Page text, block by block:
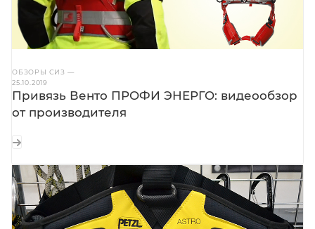
ОБЗОРЫ СИЗ —
25.10.2019
Привязь Венто ПРОФИ ЭНЕРГО: видеообзор
от производителя